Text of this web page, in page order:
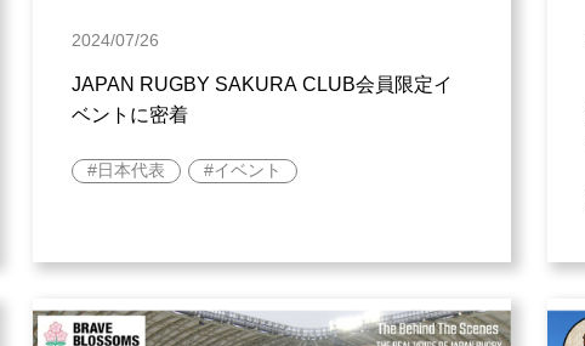
2024/07/26
JAPAN RUGBY SAKURA CLUB会員限定イ
ベントに密着
日本代表 イベント